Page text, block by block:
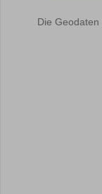
Die Geodaten